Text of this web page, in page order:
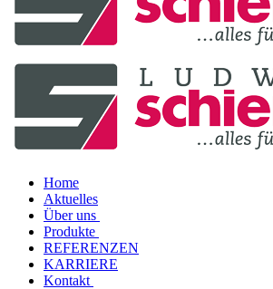
Home
Aktuelles
Über uns
Produkte
REFERENZEN
KARRIERE
Kontakt